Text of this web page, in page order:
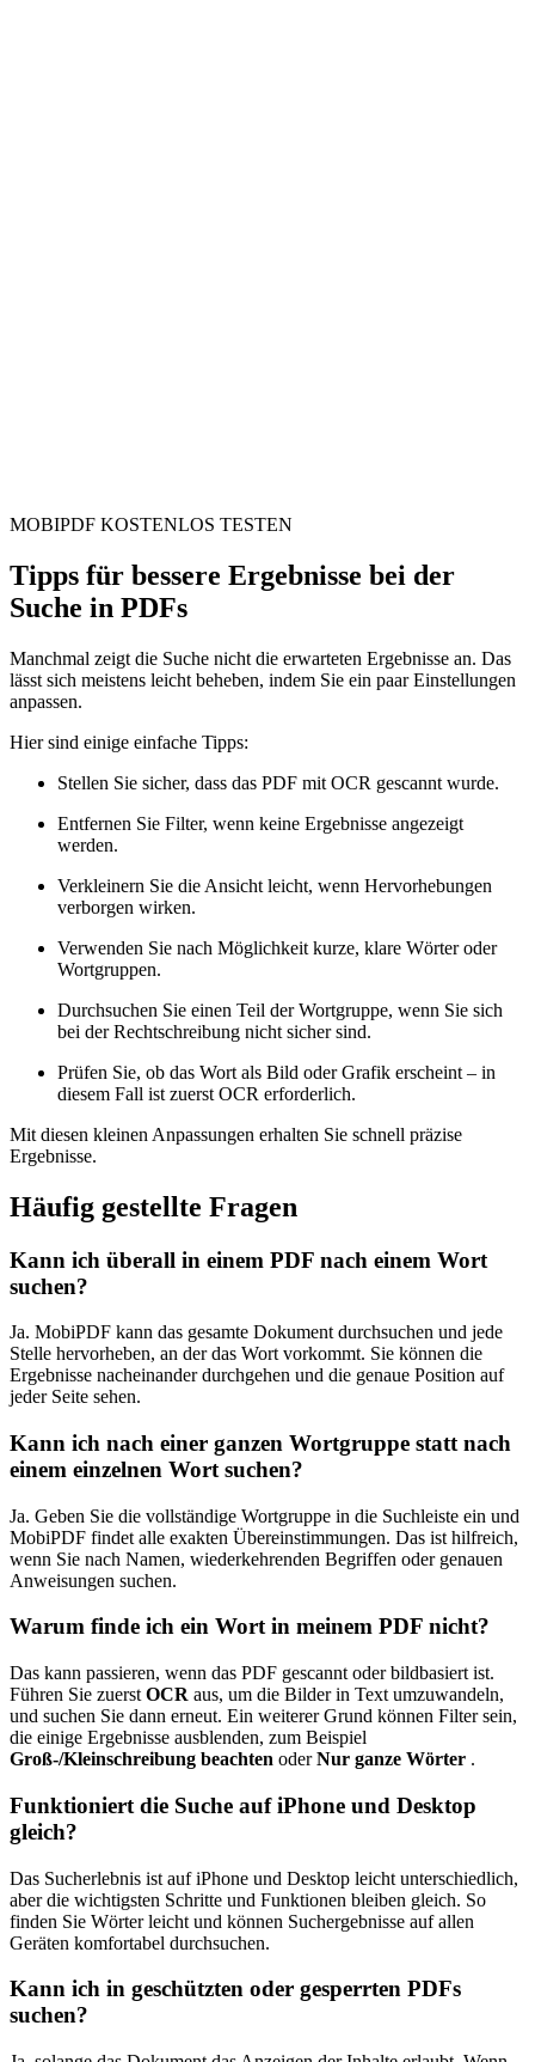
MOBIPDF KOSTENLOS TESTEN
Tipps für bessere Ergebnisse bei der
Suche in PDFs
Manchmal zeigt die Suche nicht die erwarteten Ergebnisse an. Das
lässt sich meistens leicht beheben, indem Sie ein paar Einstellungen
anpassen.
Hier sind einige einfache Tipps:
Stellen Sie sicher, dass das PDF mit OCR gescannt wurde.
Entfernen Sie Filter, wenn keine Ergebnisse angezeigt
werden.
Verkleinern Sie die Ansicht leicht, wenn Hervorhebungen
verborgen wirken.
Verwenden Sie nach Möglichkeit kurze, klare Wörter oder
Wortgruppen.
Durchsuchen Sie einen Teil der Wortgruppe, wenn Sie sich
bei der Rechtschreibung nicht sicher sind.
Prüfen Sie, ob das Wort als Bild oder Grafik erscheint – in
diesem Fall ist zuerst OCR erforderlich.
Mit diesen kleinen Anpassungen erhalten Sie schnell präzise
Ergebnisse.
Häufig gestellte Fragen
Kann ich überall in einem PDF nach einem Wort
suchen?
Ja. MobiPDF kann das gesamte Dokument durchsuchen und jede
Stelle hervorheben, an der das Wort vorkommt. Sie können die
Ergebnisse nacheinander durchgehen und die genaue Position auf
jeder Seite sehen.
Kann ich nach einer ganzen Wortgruppe statt nach
einem einzelnen Wort suchen?
Ja. Geben Sie die vollständige Wortgruppe in die Suchleiste ein und
MobiPDF findet alle exakten Übereinstimmungen. Das ist hilfreich,
wenn Sie nach Namen, wiederkehrenden Begriffen oder genauen
Anweisungen suchen.
Warum finde ich ein Wort in meinem PDF nicht?
Das kann passieren, wenn das PDF gescannt oder bildbasiert ist.
Führen Sie zuerst OCR aus, um die Bilder in Text umzuwandeln,
und suchen Sie dann erneut. Ein weiterer Grund können Filter sein,
die einige Ergebnisse ausblenden, zum Beispiel
Groß-/Kleinschreibung beachten oderNur ganze Wörter .
Funktioniert die Suche auf iPhone und Desktop
gleich?
Das Sucherlebnis ist auf iPhone und Desktop leicht unterschiedlich,
aber die wichtigsten Schritte und Funktionen bleiben gleich. So
finden Sie Wörter leicht und können Suchergebnisse auf allen
Geräten komfortabel durchsuchen.
Kann ich in geschützten oder gesperrten PDFs
suchen?